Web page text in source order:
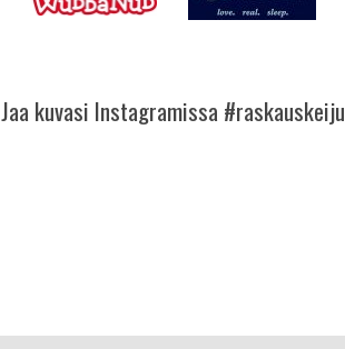
Jaa kuvasi Instagramissa #raskauskeiju